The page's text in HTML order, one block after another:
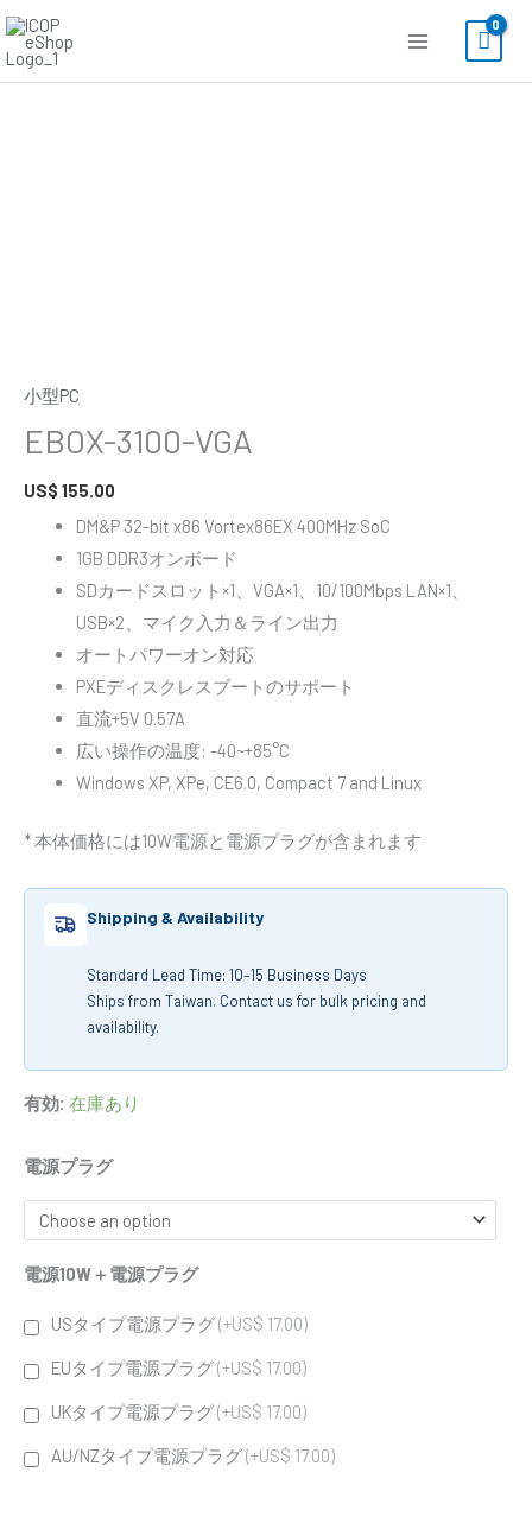
内
を
小型PC
EBOX-3100-VGA
US$ 155.00
DM&P 32-bit x86 Vortex86EX 400MHz SoC
1GB DDR3オンボード
SDカードスロット×1、VGA×1、10/100Mbps LAN×1、
USB×2、マイク入力＆ライン出力
オートパワーオン対応
PXEディスクレスブートのサポート
直流+5V 0.57A
広い操作の温度: -40~+85°C
Windows XP, XPe, CE6.0, Compact 7 and Linux
* 本体価格には10W電源と電源プラグが含まれます
Shipping & Availability
Standard Lead Time: 10–15 Business Days
Ships from Taiwan. Contact us for bulk pricing and
availability.
有効: 在庫あり
電源プラグ
電源10W＋電源プラグ
USタイプ電源プラグ(+US$ 17.00)
EUタイプ電源プラグ(+US$ 17.00)
UKタイプ電源プラグ(+US$ 17.00)
AU/NZタイプ電源プラグ(+US$ 17.00)